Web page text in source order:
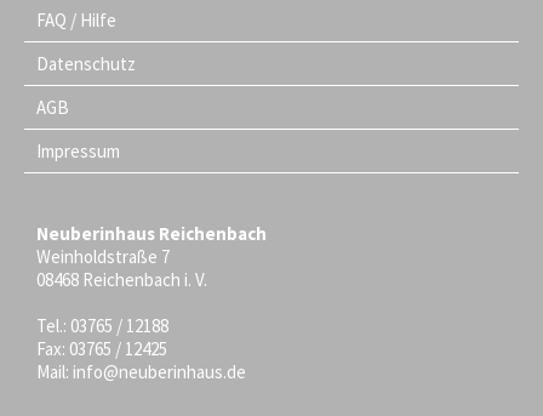
FAQ / Hilfe
Datenschutz
AGB
Impressum
Neuberinhaus Reichenbach
Weinholdstraße 7
08468 Reichenbach i. V.
Tel.: 03765 / 12188
Fax: 03765 / 12425
Mail: info@neuberinhaus.de